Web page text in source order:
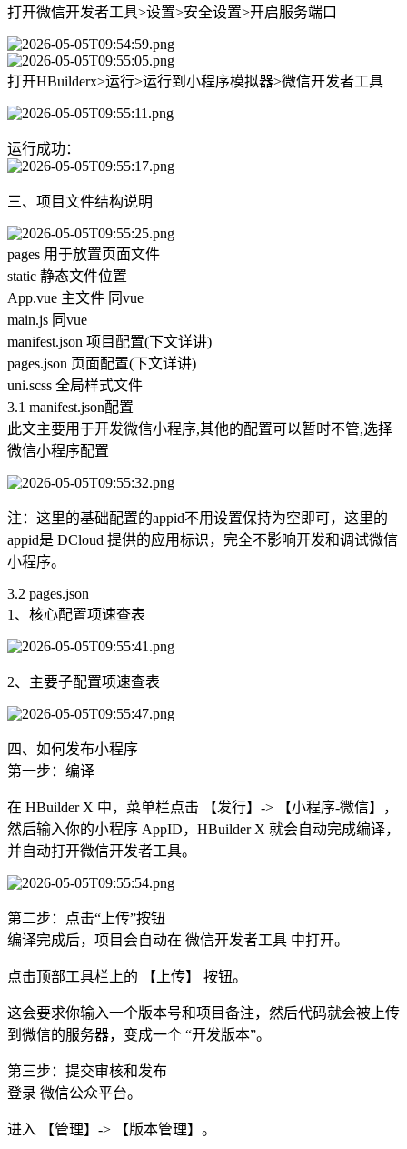
打开微信开发者工具>设置>安全设置>开启服务端口
打开HBuilderx>运行>运行到小程序模拟器>微信开发者工具
运行成功：
三、项目文件结构说明
pages 用于放置页面文件
static 静态文件位置
App.vue 主文件 同vue
main.js 同vue
manifest.json 项目配置(下文详讲)
pages.json 页面配置(下文详讲)
uni.scss 全局样式文件
3.1 manifest.json配置
此文主要用于开发微信小程序,其他的配置可以暂时不管,选择
微信小程序配置
注：这里的基础配置的appid不用设置保持为空即可，这里的
appid是 ​​DCloud 提供的应用标识，完全不影响开发和调试微信
小程序。
3.2 pages.json
1、核心配置项速查表
2、主要子配置项速查表
四、如何发布小程序
第一步：编译
在 HBuilder X 中，菜单栏点击 ​​【发行】-> 【小程序-微信】​​，
然后输入你的小程序 AppID，HBuilder X 就会自动完成编译，
并自动打开微信开发者工具。
第二步：点击“上传”按钮
编译完成后，项目会自动在 ​​微信开发者工具​​ 中打开。
点击顶部工具栏上的 ​​【上传】​​ 按钮。
这会要求你输入一个​​版本号​​和​​项目备注​​，然后代码就会被上传
到微信的服务器，变成一个 ​​“开发版本”​​。
第三步：提交审核和发布
登录 ​​微信公众平台​​。
进入 ​​【管理】-> 【版本管理】​​。